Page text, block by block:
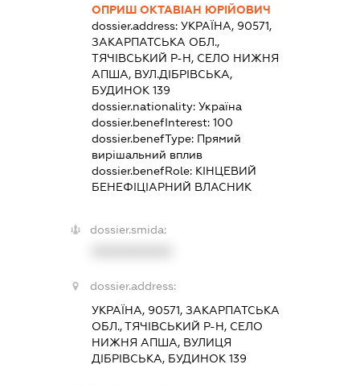
ОПРИШ ОКТАВІАН ЮРІЙОВИЧ
dossier.address:УКРАЇНА, 90571,
ЗАКАРПАТСЬКА ОБЛ.,
ТЯЧІВСЬКИЙ Р-Н, СЕЛО НИЖНЯ
АПША, ВУЛ.ДІБРІВСЬКА,
БУДИНОК 139
dossier.nationality:Україна
dossier.benefInterest:100
dossier.benefType: Прямий
вирішальний вплив
dossier.benefRole: КІНЦЕВИЙ
БЕНЕФІЦІАРНИЙ ВЛАСНИК
dossier.smida:
dossier.address:
УКРАЇНА, 90571, ЗАКАРПАТСЬКА
ОБЛ., ТЯЧІВСЬКИЙ Р-Н, СЕЛО
НИЖНЯ АПША, ВУЛИЦЯ
ДІБРІВСЬКА, БУДИНОК 139